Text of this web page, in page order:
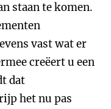
staan te komen.
vast wat er
creëert u een
dat
het nu pas